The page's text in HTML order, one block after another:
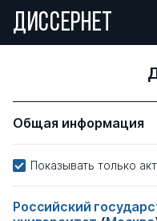
ДИССЕРНЕТ
Общая информация
Показывать только
Российский